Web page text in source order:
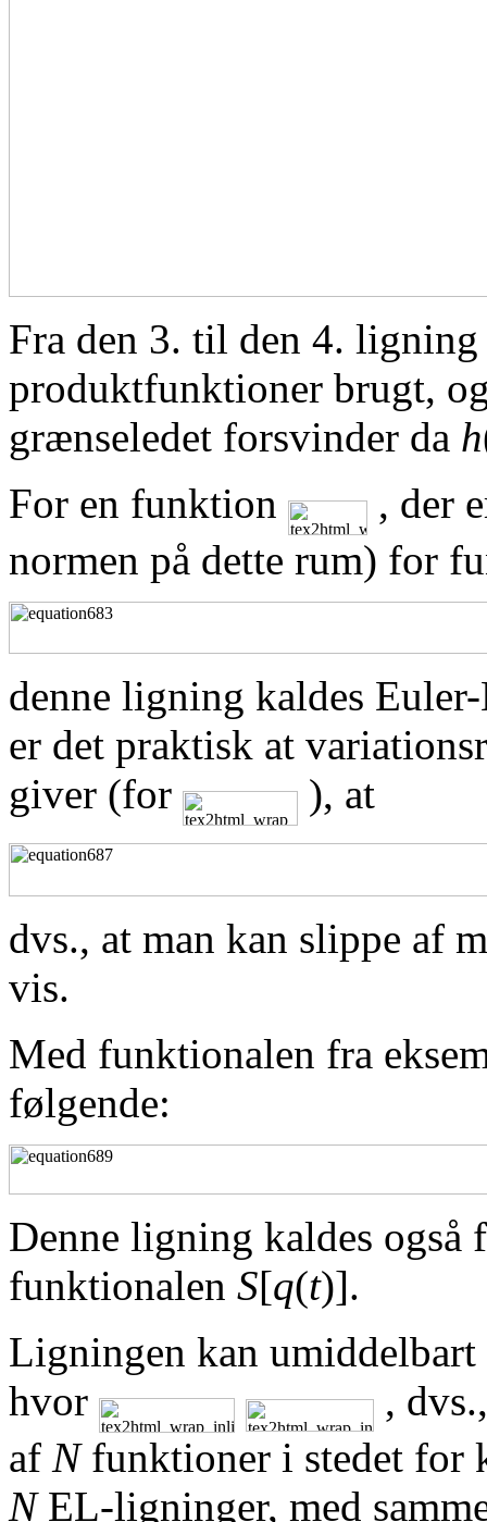
Fra den 3. til den 4.
produktfunktioner brugt,
grænseledet forsvinder da h
For en funktion
, der
normen på dette rum) for
denne ligning kaldes
er det praktisk at
giver (for
), at
dvs., at man kan slippe af
vis.
Med funktionalen fra
følgende:
Denne ligning kaldes
funktionalen S[q(t)].
Ligningen kan
hvor
,
af Nfunktioner i stedet for
NEL-ligninger, med